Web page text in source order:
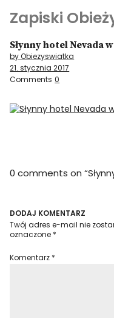
Zapiski
Podróże
Kultura i sztuka
Kątem oka
Niezwyczajne
Dom na kółkach
Słynny hotel Nevada
by Obiezyswiatka
21. stycznia 2017
Comments 0
0 comments on “
DODAJ KOMENTARZ
Twój adres e-mail nie
oznaczone *
Komentarz *